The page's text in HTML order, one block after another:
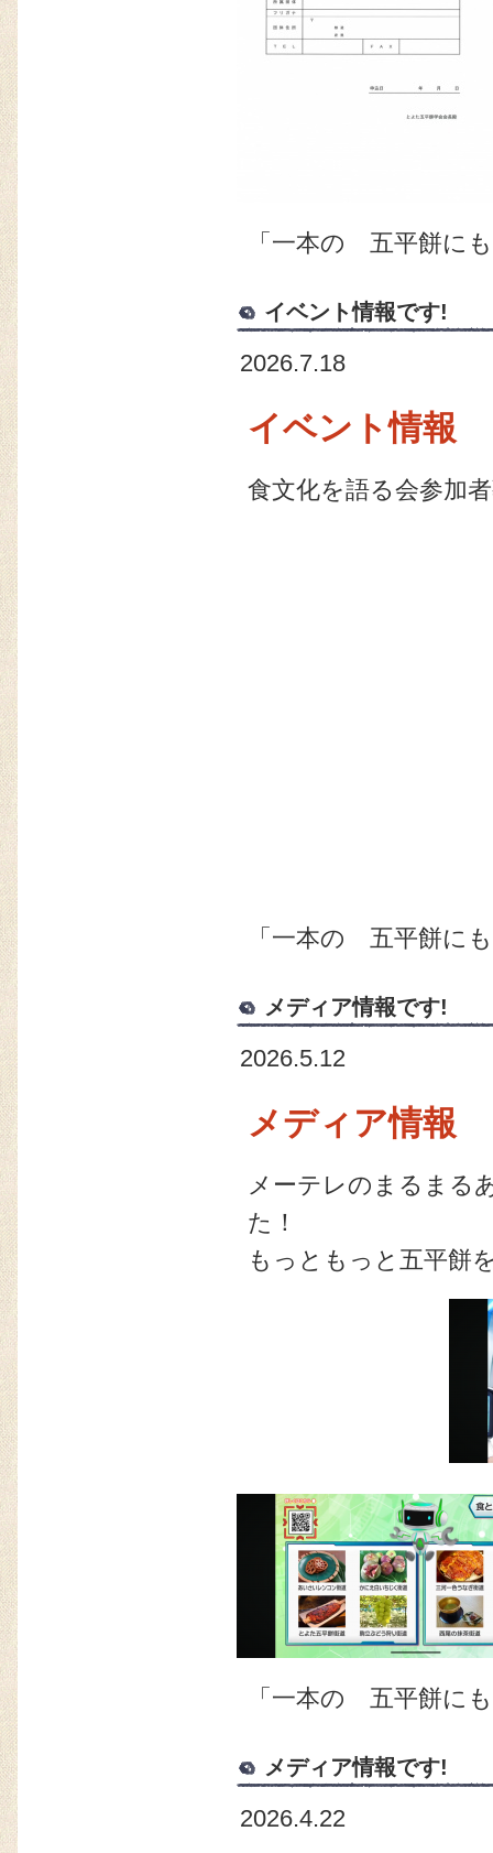
「一本の 五平餅に
イベント情報です!
2026.7.18
イベント情報
食文化を語る会参加
「一本の 五平餅に
メディア情報です!
2026.5.12
メディア情報
メーテレのまるまる
た！
もっともっと五平餅
「一本の 五平餅に
メディア情報です!
2026.4.22